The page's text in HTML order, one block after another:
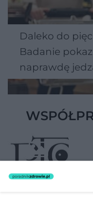
Daleko do
Badanie
naprawdę